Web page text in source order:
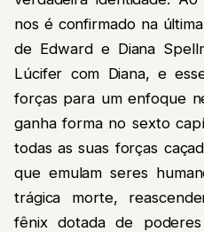
nos é confirmado na
de Edward e Diana
Lúcifer com Diana, e
forças para um enfoque
ganha forma no sexto
todas as suas forças
que emulam seres
trágica morte,
fênix dotada de